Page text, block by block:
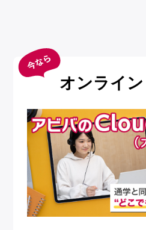
オンライ